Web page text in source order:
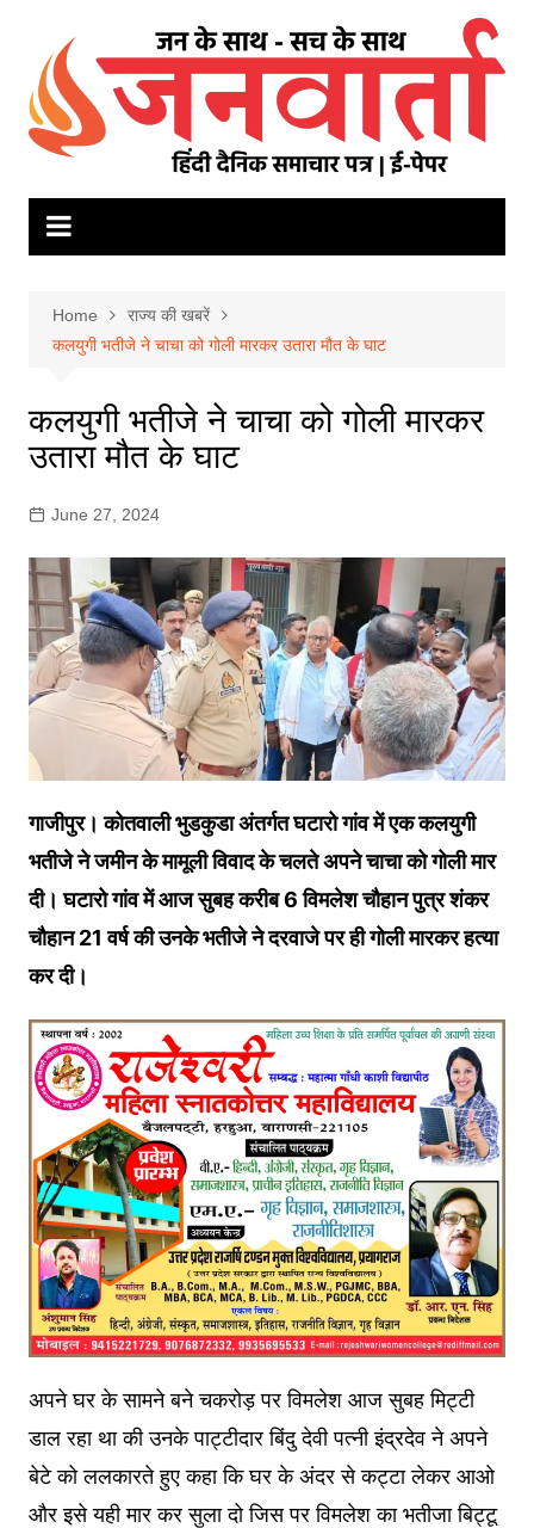
content
Home
राज्य की खबरें
कलयुगी भतीजे ने चाचा को गोली मारकर उतारा मौत के घाट
कलयुगी भतीजे ने चाचा को गोली मारकर
उतारा मौत के घाट
June 27, 2024
गाजीपुर। कोतवाली भुडकुडा अंतर्गत घटारो गांव में एक कलयुगी
भतीजे ने जमीन के मामूली विवाद के चलते अपने चाचा को गोली मार
दी। घटारो गांव में आज सुबह करीब 6 विमलेश चौहान पुत्र शंकर
चौहान 21 वर्ष की उनके भतीजे ने दरवाजे पर ही गोली मारकर हत्या
कर दी।
अपने घर के सामने बने चकरोड़ पर विमलेश आज सुबह मिट्टी
डाल रहा था की उनके पाट्टीदार बिंदु देवी पत्नी इंद्रदेव ने अपने
बेटे को ललकारते हुए कहा कि घर के अंदर से कट्टा लेकर आओ
और इसे यही मार कर सुला दो जिस पर विमलेश का भतीजा बिट्टू